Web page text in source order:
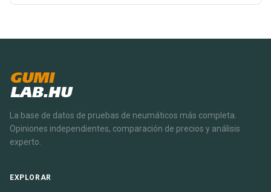
GUMI
LAB.HU
La base de datos de pruebas de neumáticos más completa.
Opiniones independientes, comparación de precios y análisis
experto.
EXPLORAR